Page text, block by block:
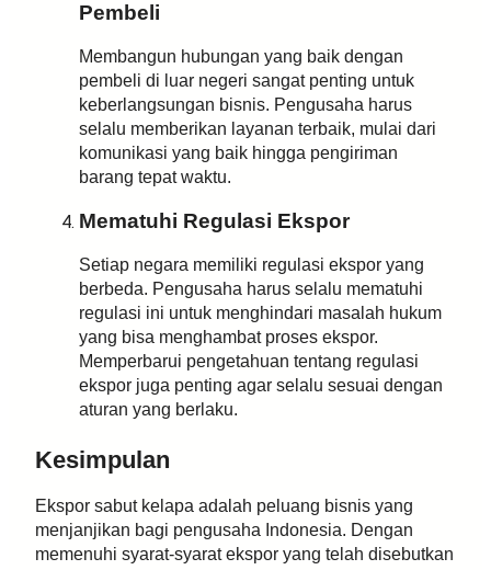
Pembeli
Membangun hubungan yang baik dengan
pembeli di luar negeri sangat penting untuk
keberlangsungan bisnis. Pengusaha harus
selalu memberikan layanan terbaik, mulai dari
komunikasi yang baik hingga pengiriman
barang tepat waktu.
Mematuhi Regulasi Ekspor
Setiap negara memiliki regulasi ekspor yang
berbeda. Pengusaha harus selalu mematuhi
regulasi ini untuk menghindari masalah hukum
yang bisa menghambat proses ekspor.
Memperbarui pengetahuan tentang regulasi
ekspor juga penting agar selalu sesuai dengan
aturan yang berlaku.
Kesimpulan
Ekspor sabut kelapa adalah peluang bisnis yang
menjanjikan bagi pengusaha Indonesia. Dengan
memenuhi syarat-syarat ekspor yang telah disebutkan